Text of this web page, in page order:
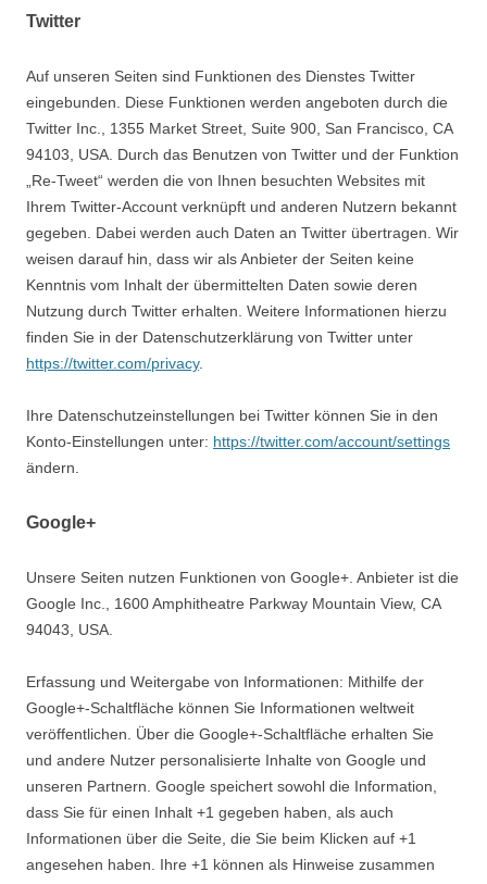
Twitter
Auf unseren Seiten sind Funktionen des Dienstes Twitter
eingebunden. Diese Funktionen werden angeboten durch die
Twitter Inc., 1355 Market Street, Suite 900, San Francisco, CA
94103, USA. Durch das Benutzen von Twitter und der Funktion
„Re-Tweet“ werden die von Ihnen besuchten Websites mit
Ihrem Twitter-Account verknüpft und anderen Nutzern bekannt
gegeben. Dabei werden auch Daten an Twitter übertragen. Wir
weisen darauf hin, dass wir als Anbieter der Seiten keine
Kenntnis vom Inhalt der übermittelten Daten sowie deren
Nutzung durch Twitter erhalten. Weitere Informationen hierzu
finden Sie in der Datenschutzerklärung von Twitter unter
https://twitter.com/privacy.
Ihre Datenschutzeinstellungen bei Twitter können Sie in den
Konto-Einstellungen unter: https://twitter.com/account/settings
ändern.
Google+
Unsere Seiten nutzen Funktionen von Google+. Anbieter ist die
Google Inc., 1600 Amphitheatre Parkway Mountain View, CA
94043, USA.
Erfassung und Weitergabe von Informationen: Mithilfe der
Google+-Schaltfläche können Sie Informationen weltweit
veröffentlichen. Über die Google+-Schaltfläche erhalten Sie
und andere Nutzer personalisierte Inhalte von Google und
unseren Partnern. Google speichert sowohl die Information,
dass Sie für einen Inhalt +1 gegeben haben, als auch
Informationen über die Seite, die Sie beim Klicken auf +1
angesehen haben. Ihre +1 können als Hinweise zusammen